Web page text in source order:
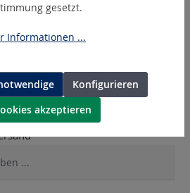
gesetzt.
Informationen ...
Konfigurieren
akzeptieren